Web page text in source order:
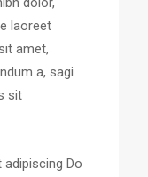
laoreet
amet,
a, sagi
sit
Do